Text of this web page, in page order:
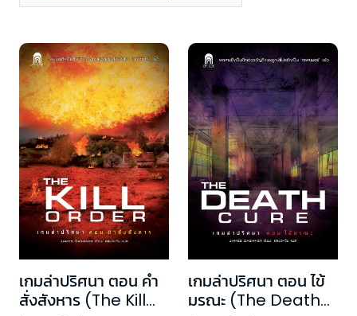
เกมล่าปริศนา ตอน คำ
สั่งสังหาร (The Kill
เกมล่าปริศนา ตอน ไข้
มรณะ (The Death